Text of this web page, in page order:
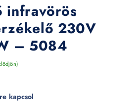
infravörös
230V
– 5084
kapcsol